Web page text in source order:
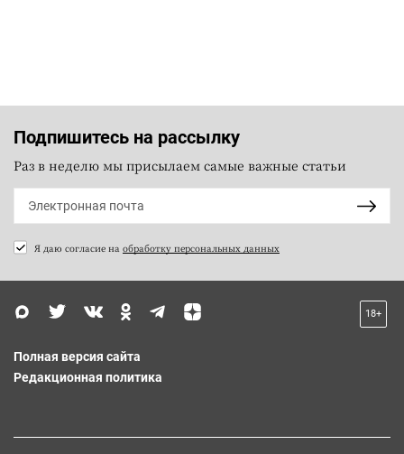
Подпишитесь на рассылку
Раз в неделю мы присылаем самые важные статьи
Я даю согласие на обработку персональных данных
18+
Полная версия сайта
Редакционная политика